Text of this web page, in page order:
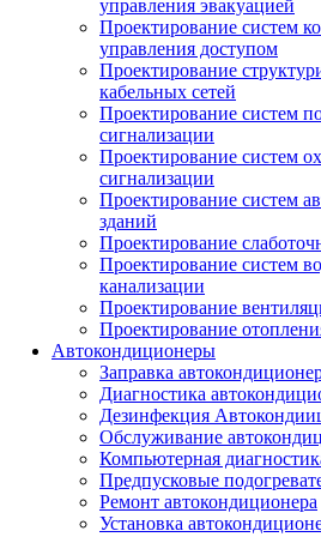
управления эвакуацией
Проектирование систем
управления доступом
Проектирование
кабельных сетей
Проектирование систем
сигнализации
Проектирование систем
сигнализации
Проектирование систем
зданий
Проектирование
Проектирование систем
канализации
Проектирование
Проектирование
Автокондиционеры
Заправка
Диагностика
Дезинфекция
Обслуживание
Компьютерная
Предпусковые
Ремонт автокондиционера
Установка